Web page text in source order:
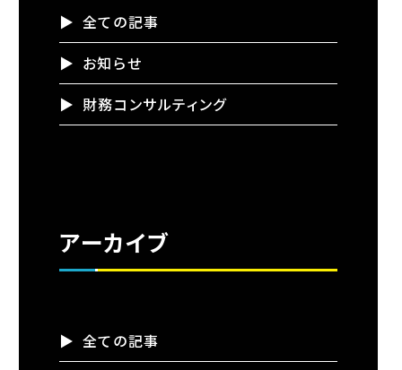
全ての記事
お知らせ
財務コンサルティング
アーカイブ
全ての記事